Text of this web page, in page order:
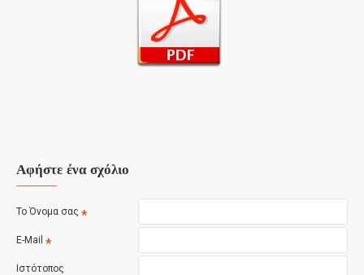
Αφήστε ένα σχόλιο
Το Όνομα σας
E-Mail
Ιστότοπος